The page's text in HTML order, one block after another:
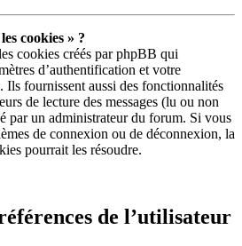
cookies » ?
cookies créés par phpBB qui
d’authentification et votre
fournissent aussi des fonctionnalités
de lecture des messages (lu ou non
par un administrateur du forum. Si vous
de connexion ou de déconnexion, la
pourrait les résoudre.
de l’utilisateur